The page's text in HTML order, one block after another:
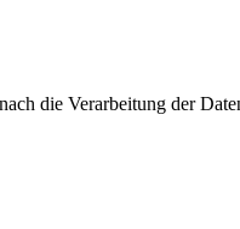
die Verarbeitung der